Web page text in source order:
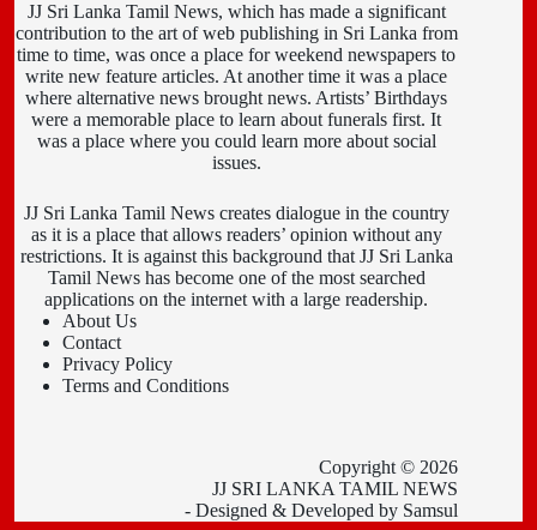
JJ Sri Lanka Tamil News, which has made a significant
contribution to the art of web publishing in Sri Lanka from
time to time, was once a place for weekend newspapers to
write new feature articles. At another time it was a place
where alternative news brought news. Artists’ Birthdays
were a memorable place to learn about funerals first. It
was a place where you could learn more about social
issues.
JJ Sri Lanka Tamil News creates dialogue in the country
as it is a place that allows readers’ opinion without any
restrictions. It is against this background that JJ Sri Lanka
Tamil News has become one of the most searched
applications on the internet with a large readership.
About Us
Contact
Privacy Policy
Terms and Conditions
Copyright © 2026
JJ SRI LANKA TAMIL NEWS
- Designed & Developed by Samsul